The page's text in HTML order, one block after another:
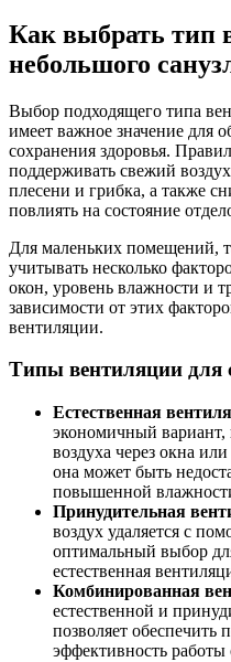
Как выбрать тип
небольшого
Выбор подходящего типа
имеет важное значение для
сохранения здоровья.
поддерживать свежий
плесени и грибка, а также
повлиять на состояние
Для маленьких помещений,
учитывать несколько
окон, уровень влажности и
зависимости от этих
вентиляции.
Типы вентиляции для
Естественная
экономичный вариант,
воздуха через окна
она может быть
повышенной
Принудительная
воздух удаляется с
оптимальный выбор
естественная
Комбинированная
естественной и
позволяет обеспечить
эффективность работы